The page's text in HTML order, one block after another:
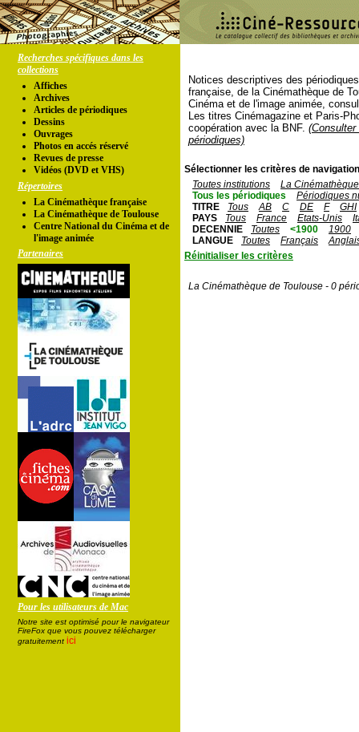
Recherches spécifiques dans les
collections
Affiches
Archives
Articles de périodiques
Dessins
Ouvrages
Photos en accés réservé
Revues de presse
Vidéos (DVD et VHS)
Répertoires
La Cinémathèque française
La Cinémathèque de Toulouse
Centre National du Cinéma et de
l'image animée
Partenaires
Pour les utilisateurs de Mac
Notre site est optimisé pour le navigateur
FireFox que vous pouvez télécharger
gratuitement ici
Notices descriptives des
française, de la Cinémathèque de
Cinéma et de l'image animée,
Les titres Cinémagazine et Paris-
coopération avec la BNF.
périodiques)
Sélectionner les critères de
Toutes institutions
La
Tous les périodiques
Périodiques
TITRE
Tous AB C DE F
GHI
PAYS
Tous France Etats-Unis
DECENNIE
Toutes <1900
1900
LANGUE
Toutes Français
Réinitialiser les critères
La Cinémathèque de Toulouse - 0